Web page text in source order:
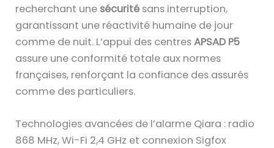
recherchant une sécurité sans interruption,
garantissant une réactivité humaine de jour
comme de nuit. L’appui des centresAPSAD P5
assure une conformité totale aux normes
françaises, renforçant la confiance des assurés
comme des particuliers.
Technologies avancées de l’alarme Qiara : radio
868 MHz, Wi-Fi 2,4 GHz et connexion Sigfox